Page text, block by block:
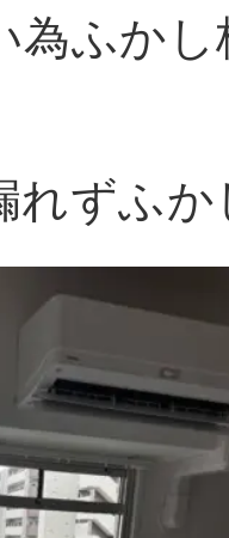
為ふか
れずふ